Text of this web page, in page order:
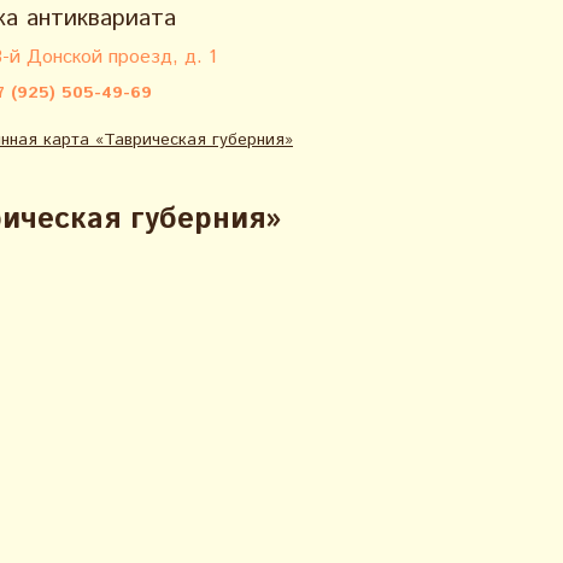
антиквариата
й Донской проезд, д. 1
(925) 505-49-69
карта «Таврическая губерния»
губерния»